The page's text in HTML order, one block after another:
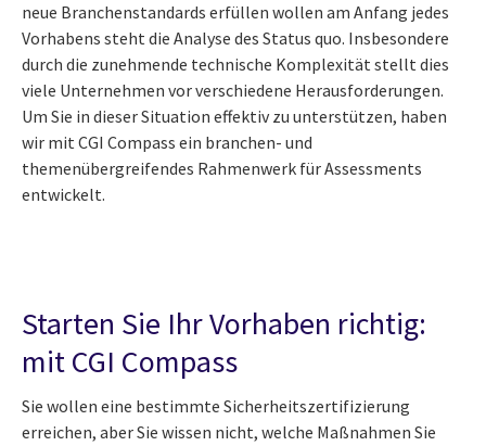
neue Branchenstandards erfüllen wollen am Anfang jedes
Vorhabens steht die Analyse des Status quo. Insbesondere
durch die zunehmende technische Komplexität stellt dies
viele Unternehmen vor verschiedene Herausforderungen.
Um Sie in dieser Situation effektiv zu unterstützen, haben
wir mit CGI Compass ein branchen- und
themenübergreifendes Rahmenwerk für Assessments
entwickelt.
Starten Sie Ihr Vorhaben richtig:
mit CGI Compass
Sie wollen eine bestimmte Sicherheitszertifizierung
erreichen, aber Sie wissen nicht, welche Maßnahmen Sie